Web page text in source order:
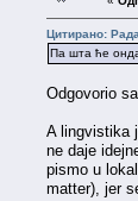
Цитирано:
Па шта ће онда
Odgovorio
A lingvistika
ne daje
pismo u
matter), jer